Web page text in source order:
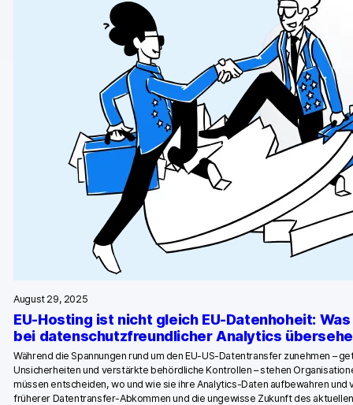
Kontakt
Medien
EN NL FR SV
August 29, 2025
EU-Hosting ist nicht gleich EU-Datenhoheit:
bei datenschutzfreundlicher Analytics
Während die Spannungen rund um den EU-US-Datentransfer zunehmen –
Unsicherheiten und verstärkte behördliche Kontrollen – stehen
müssen entscheiden, wo und wie sie ihre Analytics-Daten aufbewahren und
früherer Datentransfer-Abkommen und die ungewisse Zukunft des